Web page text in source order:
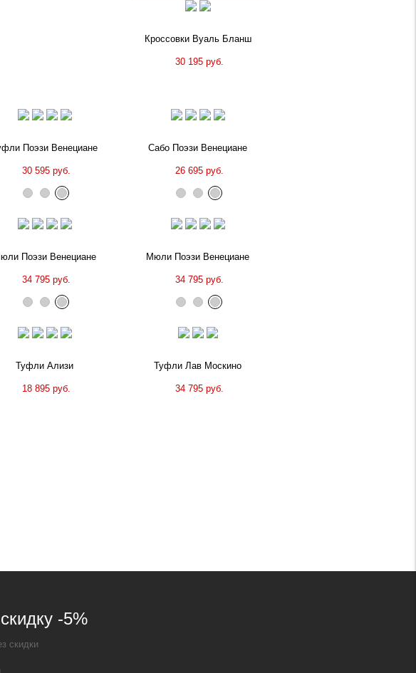
Кроссовки Вуаль Бланш
30 195 руб.
Поэзи Венециане
30 595 руб.
Сабо Поэзи Венециане
26 695 руб.
Поэзи Венециане
34 795 руб.
Мюли Поэзи Венециане
34 795 руб.
Туфли Ализи
18 895 руб.
Туфли Лав Москино
34 795 руб.
-5%
скидки